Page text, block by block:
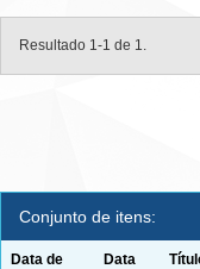
Resultado 1-1 de 1.
Conjunto de itens:
Data de
Data